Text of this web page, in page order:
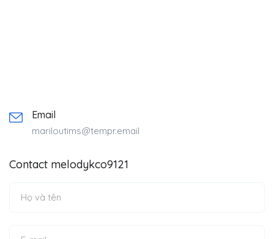
Email
mariloutims@tempr.email
Contact melodykco9121